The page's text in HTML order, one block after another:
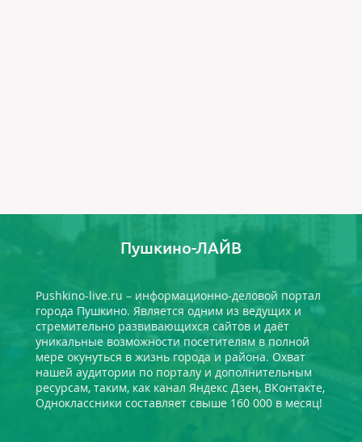
Пушкино-ЛАЙВ
Pushkino-live.ru – информационно-деловой портал
города Пушкино. Является одним из ведущих и
стремительно развивающихся сайтов и даёт
уникальные возможности посетителям в полной
мере окунуться в жизнь города и района. Охват
нашей аудитории по порталу и дополнительным
ресурсам, таким, как канал Яндекс Дзен, ВКонтакте,
Одноклассники составляет свыше 160 000 в месяц!